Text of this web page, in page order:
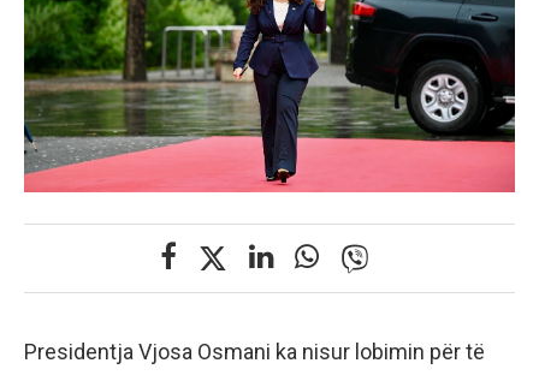
Presidentja Vjosa Osmani ka nisur lobimin për të